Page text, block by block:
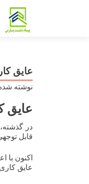
عایق
نوشته
عایق
در
قابل
اکنون با
عایق